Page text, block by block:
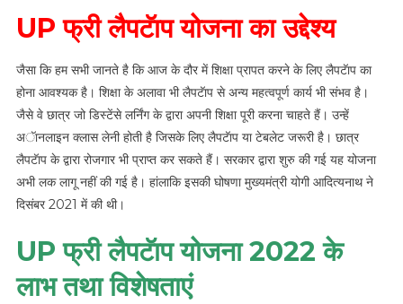
UP फ्री लैपटॅाप योजना का उद्देश्य
जैसा कि हम सभी जानते है कि आज के दौर में शिक्षा प्रापत करने के लिए लैपटॅाप का
होना आवश्यक है। शिक्षा के अलावा भी लैपटॅाप से अन्य महत्वपूर्ण कार्य भी संभव है।
जैसे वे छात्र जो डिस्टेंसे लर्निंग के द्वारा अपनी शिक्षा पूरी करना चाहते हैं। उन्हें
अॅानलाइन क्लास लेनी होती है जिसके लिए लैपटॅाप या टेबलेट जरूरी है। छात्र
लैपटॅाप के द्वारा रोजगार भी प्राप्त कर सकते हैं। सरकार द्वारा शुरु की गई यह योजना
अभी लक लागू नहीं की गई है। हांलाकि इसकी घोषणा मुख्यमंत्री योगी आदित्यनाथ ने
दिसंबर 2021 में की थी।
UP फ्री लैपटॅाप योजना 2022 के
लाभ तथा विशेषताएं